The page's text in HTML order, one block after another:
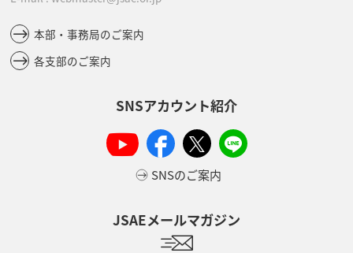
本部・事務局のご案内
各支部のご案内
SNSアカウント紹介
SNSのご案内
JSAEメールマガジン